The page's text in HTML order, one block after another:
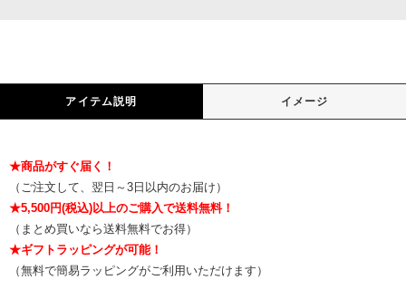
アイテム説明 イメージ
★商品がすぐ届く！
（ご注文して、翌日～3日以内のお届け）
★5,500円(税込)以上のご購入で送料無料！
（まとめ買いなら送料無料でお得）
★ギフトラッピングが可能！
（無料で簡易ラッピングがご利用いただけます）